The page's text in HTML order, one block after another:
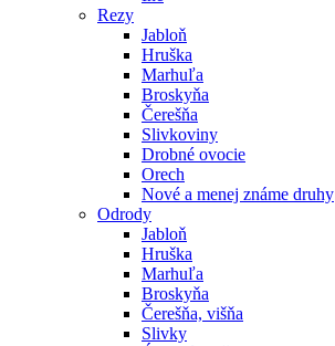
Rezy
Jabloň
Hruška
Marhuľa
Broskyňa
Čerešňa
Slivkoviny
Drobné ovocie
Orech
Nové a menej známe druhy
Odrody
Jabloň
Hruška
Marhuľa
Broskyňa
Čerešňa, višňa
Slivky